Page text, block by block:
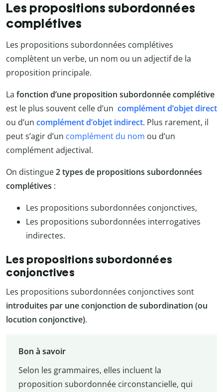
Les propositions subordonnées
complétives
Les propositions subordonnées complétives
complètent un verbe, un nom ou un adjectif de la
proposition principale.
La fonction d’une proposition subordonnée complétive
est le plus souvent celle d’un complément d’objet direct
ou d’un complément d’objet indirect. Plus rarement, il
peut s’agir d’un complément du nom ou d’un
complément adjectival.
On distingue2 types de propositions subordonnées
complétives :
Les propositions subordonnées conjonctives,
Les propositions subordonnées interrogatives
indirectes.
Les propositions subordonnées
conjonctives
Les propositions subordonnées conjonctives sont
introduites par une conjonction de subordination (ou
locution conjonctive).
Bon à savoir
Selon les grammaires, elles incluent la
proposition subordonnée circonstancielle, qui